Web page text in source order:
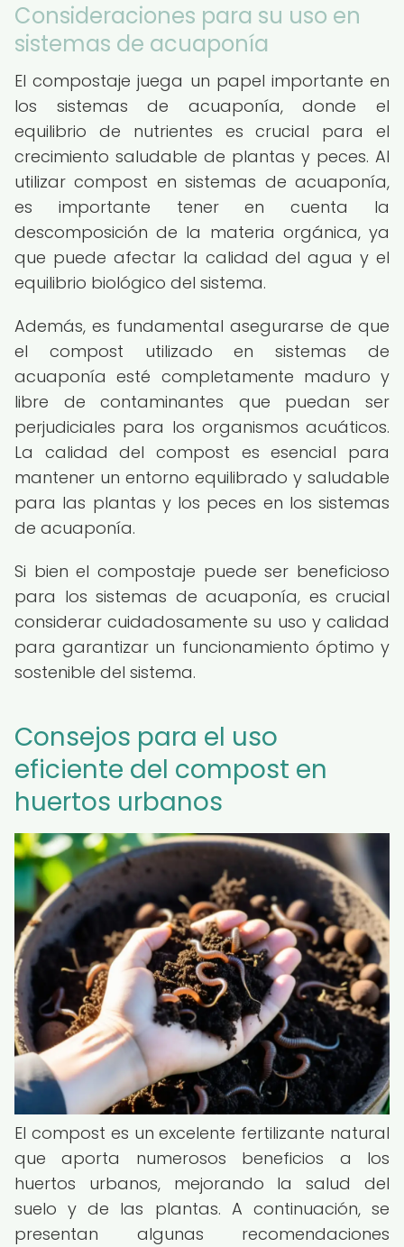
Consideraciones para su uso en
sistemas de acuaponía
El compostaje juega un papel importante en
los sistemas de acuaponía, donde el
equilibrio de nutrientes es crucial para el
crecimiento saludable de plantas y peces. Al
utilizar compost en sistemas de acuaponía,
es importante tener en cuenta la
descomposición de la materia orgánica, ya
que puede afectar la calidad del agua y el
equilibrio biológico del sistema.
Además, es fundamental asegurarse de que
el compost utilizado en sistemas de
acuaponía esté completamente maduro y
libre de contaminantes que puedan ser
perjudiciales para los organismos acuáticos.
La calidad del compost es esencial para
mantener un entorno equilibrado y saludable
para las plantas y los peces en los sistemas
de acuaponía.
Si bien el compostaje puede ser beneficioso
para los sistemas de acuaponía, es crucial
considerar cuidadosamente su uso y calidad
para garantizar un funcionamiento óptimo y
sostenible del sistema.
Consejos para el uso
eficiente del compost en
huertos urbanos
El compost es un excelente fertilizante natural
que aporta numerosos beneficios a los
huertos urbanos, mejorando la salud del
suelo y de las plantas. A continuación, se
presentan algunas recomendaciones